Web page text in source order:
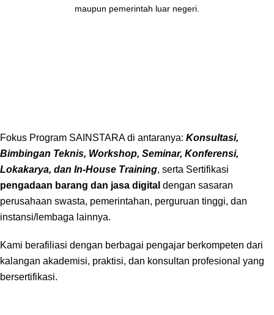
maupun pemerintah luar negeri.
Fokus Program SAINSTARA di antaranya: Konsultasi,
Bimbingan Teknis, Workshop, Seminar, Konferensi,
Lokakarya, dan In-House Training, serta Sertifikasi
pengadaan barang dan jasa digital dengan sasaran
perusahaan swasta, pemerintahan, perguruan tinggi, dan
instansi/lembaga lainnya.
Kami berafiliasi dengan berbagai pengajar berkompeten dari
kalangan akademisi, praktisi, dan konsultan profesional yang
bersertifikasi.